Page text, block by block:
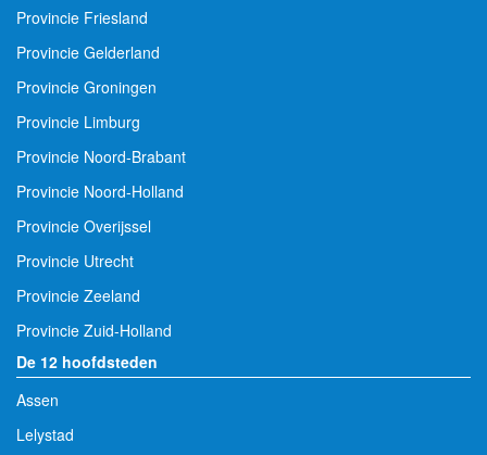
Provincie Friesland
Provincie Gelderland
Provincie Groningen
Provincie Limburg
Provincie Noord-Brabant
Provincie Noord-Holland
Provincie Overijssel
Provincie Utrecht
Provincie Zeeland
Provincie Zuid-Holland
De 12 hoofdsteden
Assen
Lelystad